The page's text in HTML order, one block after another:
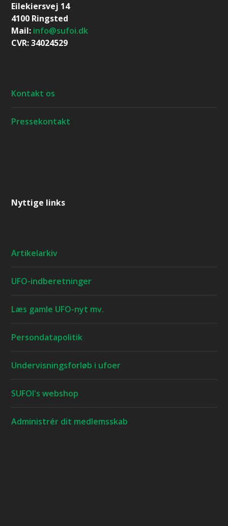
Eilekiersvej 14
4100 Ringsted
Mail: info@sufoi.dk
CVR: 34024529
Kontakt os
Pressekontakt
Nyttige links
Artikelarkiv
UFO-indberetninger
Læs gamle UFO-nyt mv.
Persondatapolitik
Undervisningsforløb i ufoer
SUFOI's webshop
Administrér dit medlemsskab